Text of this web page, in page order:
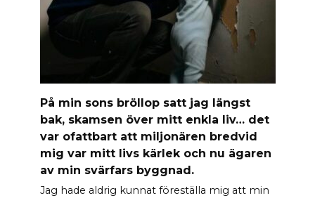
På min sons bröllop satt jag längst
bak, skamsen över mitt enkla liv… det
var ofattbart att miljonären bredvid
mig var mitt livs kärlek och nu ägaren
av min svärfars byggnad.
Jag hade aldrig kunnat föreställa mig att min